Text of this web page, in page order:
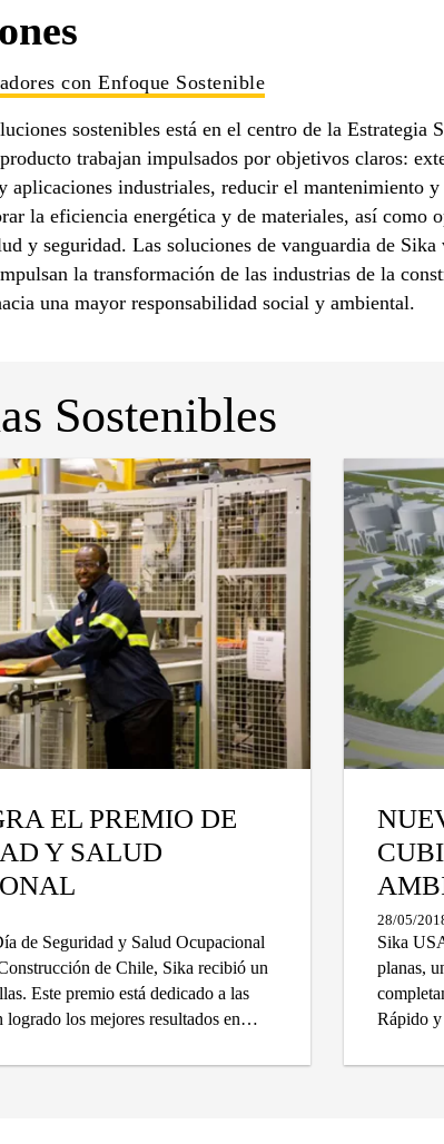
con Enfoque Sostenible
sostenibles está en el centro de la Estrategia
trabajan impulsados por objetivos claros:
aplicaciones industriales, reducir el mantenimiento y
la eficiencia energética y de materiales, así como
y seguridad. Las soluciones de vanguardia de Sika
la transformación de las industrias de la
una mayor responsabilidad social y ambiental.
Sostenibles
EL PREMIO DE
Y SALUD
de Seguridad y Salud Ocupacional
de Chile, Sika recibió un
Este premio está dedicado a las
logrado los mejores resultados en
28/05/
Sika
planas,
Rápido y
que lo